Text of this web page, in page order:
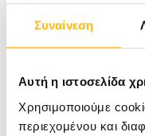
Συναίνεση
Αυτή η ιστοσελίδα
Χρησιμοποιούμε
περιεχομένου και
43131,Καρδίτσα
Τηλέφωνο
Email:
Ιστοσελίδα:
Facebook: ORTHO